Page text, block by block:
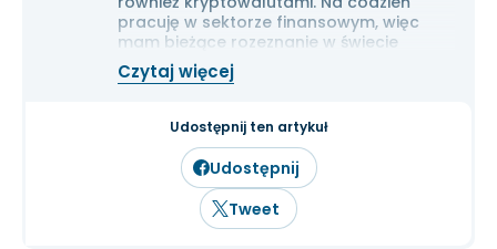
pracuję w sektorze finansowym, więc
mam bieżące rozeznanie w świecie
gospodarki i ekonomii. Cenię przede
wszystkim solidną analizę
inwestowanie długoterminowe.
Czytaj więcej
Udostępnij ten artykuł
Udostępnij
Tweet